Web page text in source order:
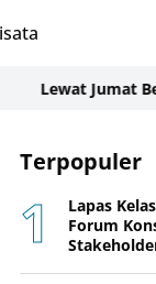
Jumat Berkah,
Terpopuler
Lapas
Forum